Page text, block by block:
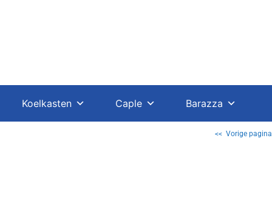
Koelkasten Caple Barazza
<< Vorige pagina